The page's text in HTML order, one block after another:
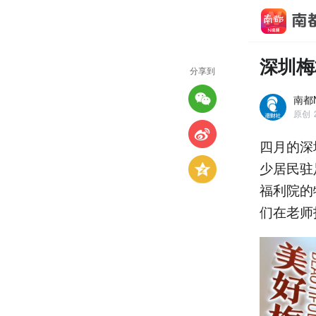
深圳
南都
原创
四月的
少居民
福利院
们在老
分享到